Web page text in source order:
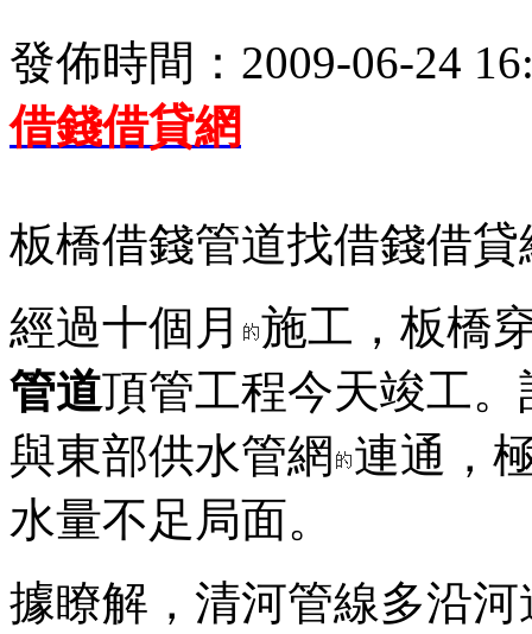
發佈時間：2009-06-24
借錢借貸網
板橋借錢管道找借錢借貸
經過十個月
施工，板橋
管道頂管工程今天竣工
與東部供水管網 連通，
水量不足局面。
據瞭解，清河管線多沿